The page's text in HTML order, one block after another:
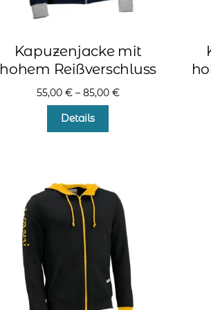
Kapuzenjacke mit
hohem Reißverschluss
55,00 €– 85,00 €
Details
Die
Optionen
können
der
Produktseite
gewählt
werden